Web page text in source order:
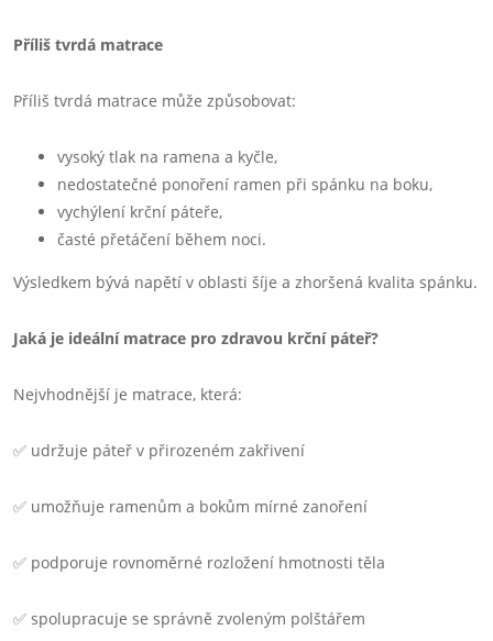
Příliš tvrdá matrace
Příliš tvrdá matrace může způsobovat:
vysoký tlak na ramena a kyčle,
nedostatečné ponoření ramen při spánku na boku,
vychýlení krční páteře,
časté přetáčení během noci.
Výsledkem bývá napětí v oblasti šíje a zhoršená kvalita spánku.
Jaká je ideální matrace pro zdravou krční páteř?
Nejvhodnější je matrace, která:
✅ udržuje páteř v přirozeném zakřivení
✅ umožňuje ramenům a bokům mírné zanoření
✅ podporuje rovnoměrné rozložení hmotnosti těla
✅ spolupracuje se správně zvoleným polštářem